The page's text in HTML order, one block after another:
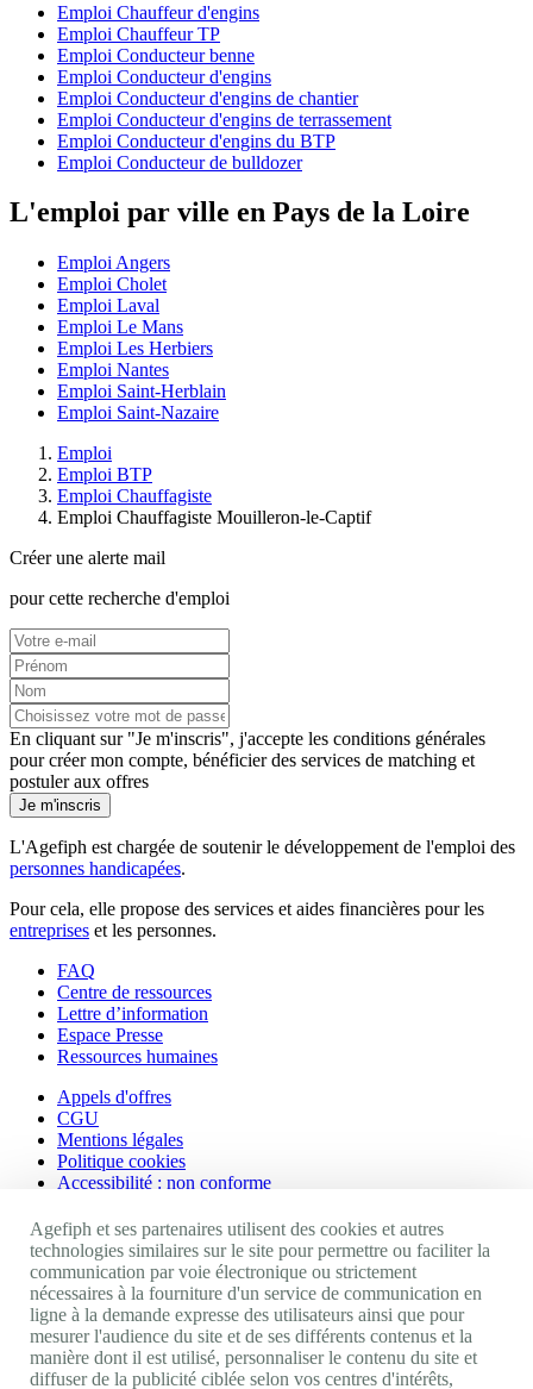
Emploi Chauffeur d'engins
Emploi Chauffeur TP
Emploi Conducteur benne
Emploi Conducteur d'engins
Emploi Conducteur d'engins de chantier
Emploi Conducteur d'engins de terrassement
Emploi Conducteur d'engins du BTP
Emploi Conducteur de bulldozer
L'emploi par ville en Pays de la Loire
Emploi Angers
Emploi Cholet
Emploi Laval
Emploi Le Mans
Emploi Les Herbiers
Emploi Nantes
Emploi Saint-Herblain
Emploi Saint-Nazaire
Emploi
Emploi BTP
Emploi Chauffagiste
Emploi Chauffagiste Mouilleron-le-Captif
Créer une alerte mail
pour cette recherche d'emploi
En cliquant sur "Je m'inscris", j'accepte les conditions générales
pour créer mon compte, bénéficier des services de matching et
postuler aux offres
Je m'inscris
L'Agefiph est chargée de soutenir le développement de l'emploi des
personnes handicapées.
Pour cela, elle propose des services et aides financières pour les
entreprises et les personnes.
FAQ
Centre de ressources
Lettre d’information
Espace Presse
Ressources humaines
Appels d'offres
CGU
Mentions légales
Politique cookies
Accessibilité : non conforme
Nos autres sites
Site portail Agefiph
Activateur de progrès
Handinnov
Innovation et recherche
Université du RRH
Agefiph et ses partenaires utilisent des cookies et autres
technologies similaires sur le site pour permettre ou faciliter la
communication par voie électronique ou strictement
nécessaires à la fourniture d'un service de communication en
ligne à la demande expresse des utilisateurs ainsi que pour
mesurer l'audience du site et de ses différents contenus et la
manière dont il est utilisé, personnaliser le contenu du site et
diffuser de la publicité ciblée selon vos centres d'intérêts,